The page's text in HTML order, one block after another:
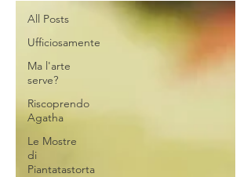
All Posts
Ufficiosamente
Ma l'arte
serve?
Riscoprendo
Agatha
Le Mostre
di
Piantatastorta